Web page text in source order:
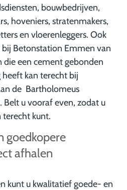
bouwbedrijven,
hoveniers, stratenmakers,
en vloerenleggers. Ook
bij Betonstation Emmen van
die een cement gebonden
kan terecht bij
de Bartholomeus
Belt u vooraf even, zodat u
terecht kunt.
goedkopere
afhalen
kunt u kwalitatief goede- en